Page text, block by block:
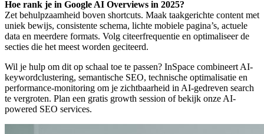
Hoe rank je in Google AI Overviews in 2025?
Zet behulpzaamheid boven shortcuts. Maak taakgerichte content met
uniek bewijs, consistente schema, lichte mobiele pagina’s, actuele
data en meerdere formats. Volg citeerfrequentie en optimaliseer de
secties die het meest worden geciteerd.
Wil je hulp om dit op schaal toe te passen? InSpace combineert AI-
keywordclustering, semantische SEO, technische optimalisatie en
performance-monitoring om je zichtbaarheid in AI-gedreven search
te vergroten. Plan een gratis growth session of bekijk onze AI-
powered SEO services.